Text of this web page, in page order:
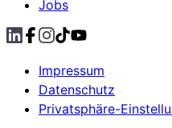
Jobs
Impressum
Datenschutz
Privatsphäre-